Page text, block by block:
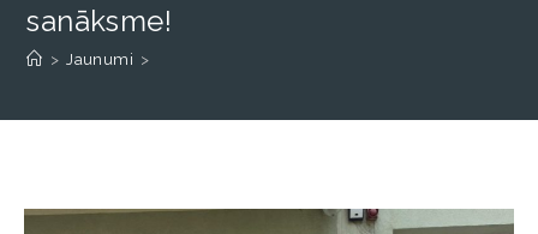
sanāksme!
> Jaunumi >